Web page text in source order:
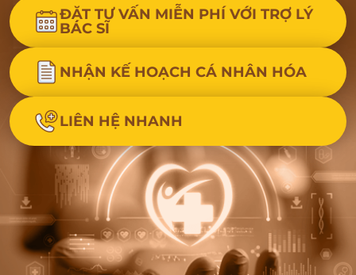
ĐẶT TƯ VẤN MIỄN PHÍ VỚI TRỢ LÝ
BÁC SĨ
NHẬN KẾ HOẠCH CÁ NHÂN HÓA
LIÊN HỆ NHANH